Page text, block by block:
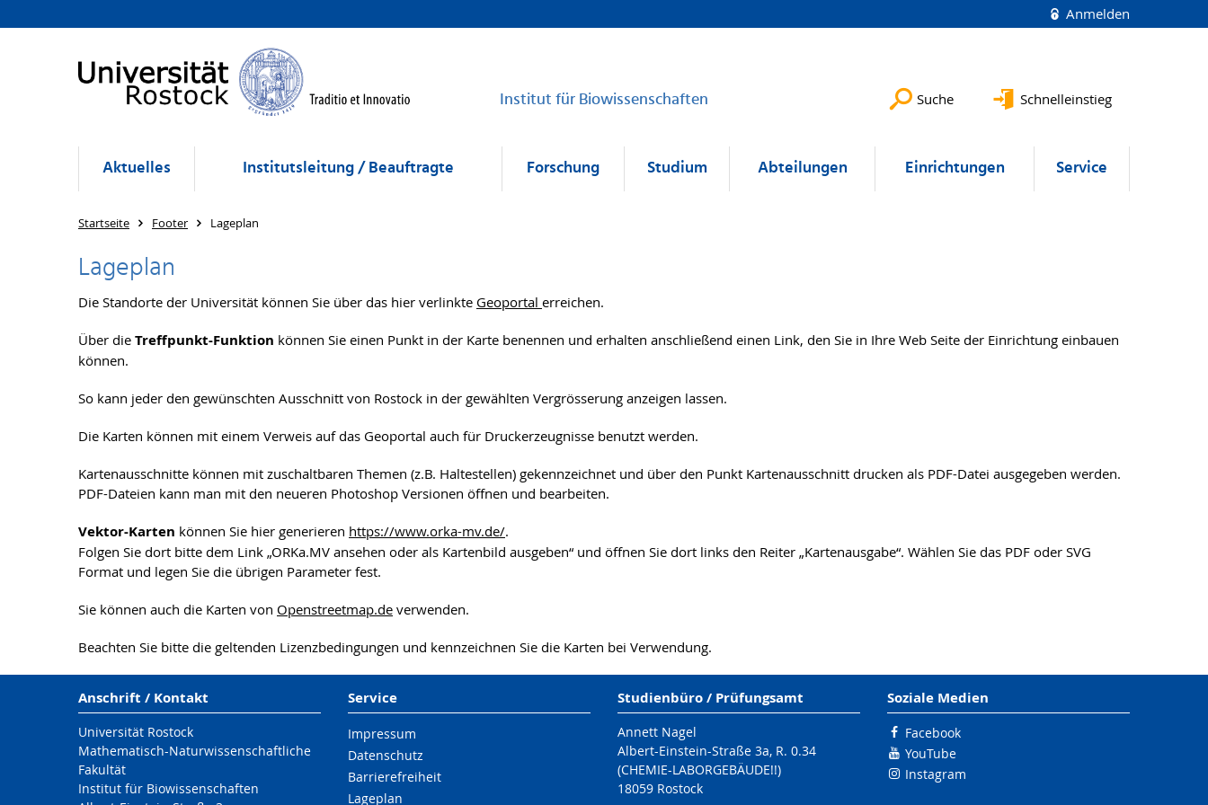
Anmelden
Institut für Biowissenschaften Suche Schnelleinstieg
Aktuelles Institutsleitung / Beauftragte Forschung Studium Abteilungen Einrichtungen Service
Startseite Footer Lageplan
Lageplan
Die Standorte der Universität können Sie über das hier verlinkte Geoportal erreichen.
Über die Treffpunkt-Funktion können Sie einen Punkt in der Karte benennen und erhalten anschließend einen Link, den Sie in Ihre Web Seite der Einrichtung einbauen
können.
So kann jeder den gewünschten Ausschnitt von Rostock in der gewählten Vergrösserung anzeigen lassen.
Die Karten können mit einem Verweis auf das Geoportal auch für Druckerzeugnisse benutzt werden.
Kartenausschnitte können mit zuschaltbaren Themen (z.B. Haltestellen) gekennzeichnet und über den Punkt Kartenausschnitt drucken als PDF-Datei ausgegeben werden.
PDF-Dateien kann man mit den neueren Photoshop Versionen öffnen und bearbeiten.
Vektor-Karten können Sie hier generieren https://www.orka-mv.de/.
Folgen Sie dort bitte dem Link „ORKa.MV ansehen oder als Kartenbild ausgeben“ und öffnen Sie dort links den Reiter „Kartenausgabe“. Wählen Sie das PDF oder SVG
Format und legen Sie die übrigen Parameter fest.
Sie können auch die Karten von Openstreetmap.de verwenden.
Beachten Sie bitte die geltenden Lizenzbedingungen und kennzeichnen Sie die Karten bei Verwendung.
Anschrift / Kontakt
Universität Rostock
Mathematisch-Naturwissenschaftliche
Fakultät
Institut für Biowissenschaften
Service
Impressum
Datenschutz
Barrierefreiheit
Lageplan
Studienbüro / Prüfungsamt
Annett Nagel
Albert-Einstein-Straße 3a, R. 0.34
(CHEMIE-LABORGEBÄUDE!!)
18059 Rostock
Soziale Medien
Facebook
YouTube
Instagram